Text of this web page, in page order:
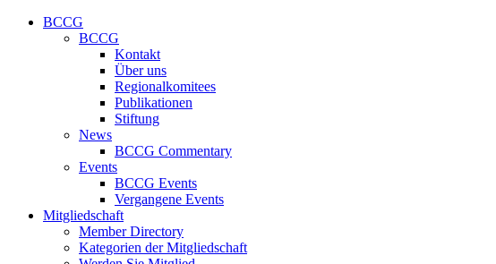
BCCG
BCCG
Kontakt
Über uns
Regionalkomitees
Publikationen
Stiftung
News
BCCG Commentary
Events
BCCG Events
Vergangene Events
Mitgliedschaft
Member Directory
Kategorien der Mitgliedschaft